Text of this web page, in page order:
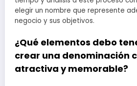
elegir un nombre que represente
negocio y sus objetivos.
¿Qué elementos debo
crear una denominación
atractiva y memorable?